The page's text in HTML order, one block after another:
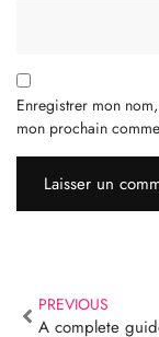
Enregistrer mon
mon prochain
PREVIOUS